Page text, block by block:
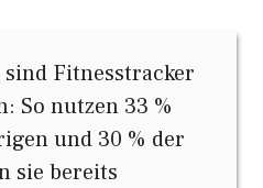
Fitnesstracker
So nutzen 33 %
und 30 % der
sie bereits